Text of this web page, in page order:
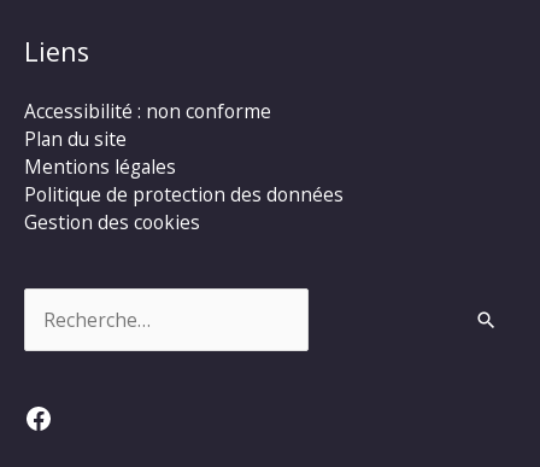
Liens
Accessibilité : non conforme
Plan du site
Mentions légales
Politique de protection des données
Gestion des cookies
Facebook